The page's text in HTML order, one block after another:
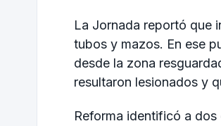
La Jornada reportó que
tubos y mazos. En ese
desde la zona
resultaron lesionados y
Reforma identificó a